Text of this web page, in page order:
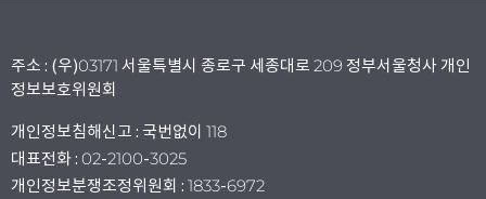
주소 : (우)03171 서울특별시 종로구 세종대로 209 정부서울청사 개인
정보보호위원회
개인정보침해신고 : 국번없이 118
대표전화 : 02-2100-3025
개인정보분쟁조정위원회 : 1833-6972